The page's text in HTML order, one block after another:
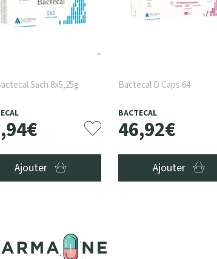
Sach 8x5,25g
,94€
Ajouter
Bactecal D Caps 64
BACTECAL
46,92€
Ajouter